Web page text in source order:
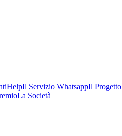
HelpIl Servizio WhatsappIl Progetto
La Società